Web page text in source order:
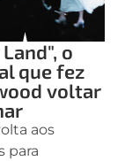
o
que fez
voltar
aos
para